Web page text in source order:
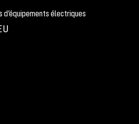
électriques